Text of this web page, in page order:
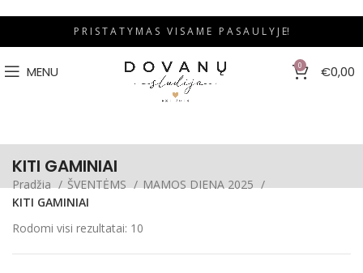
P R I S T A T Y M A S V I S A M E P A S A U L Y J E!
MENU 0 €0,00
KITI GAMINIAI
Pradžia ŠVENTĖMS
MAMOS DIENA 2025
KITI GAMINIAI
Rodomi visi rezultatai: 10